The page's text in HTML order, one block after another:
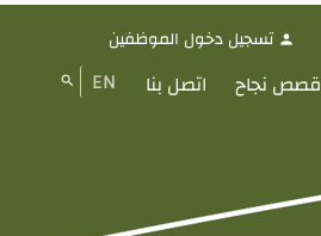
person تسجيل دخول الموظفين
قصص نجاح اتصل بنا EN
search